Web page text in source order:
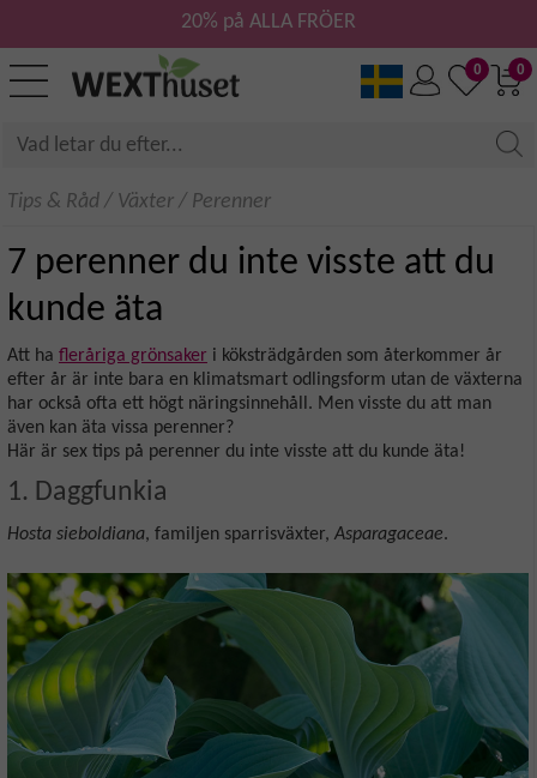
0
0
20% på ALLA FRÖER
Tips & Råd / Växter / Perenner
7 perenner du inte visste att du
kunde äta
Att ha fleråriga grönsaker i köksträdgården som återkommer år
efter år är inte bara en klimatsmart odlingsform utan de växterna
har också ofta ett högt näringsinnehåll. Men visste du att man
även kan äta vissa perenner?
Här är sex tips på perenner du inte visste att du kunde äta!
1. Daggfunkia
Hosta sieboldiana, familjen sparrisväxter, Asparagaceae.